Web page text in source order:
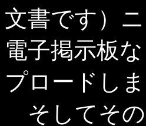
文書です）
電子掲示板
プロードしま
そしてその